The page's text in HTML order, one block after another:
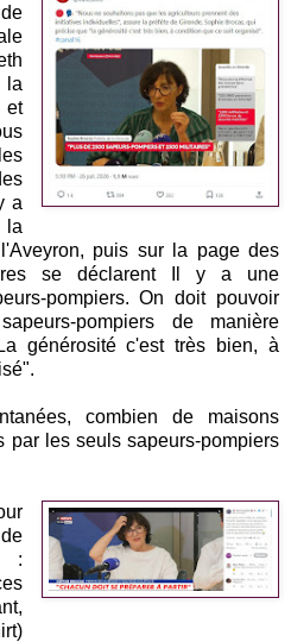
la
a
la
puis sur la page des
se déclarent Il y a une
pompiers. On doit pouvoir
pompiers de manière
générosité c'est très bien, à
combien de maisons
par les seuls sapeurs-pompiers
: